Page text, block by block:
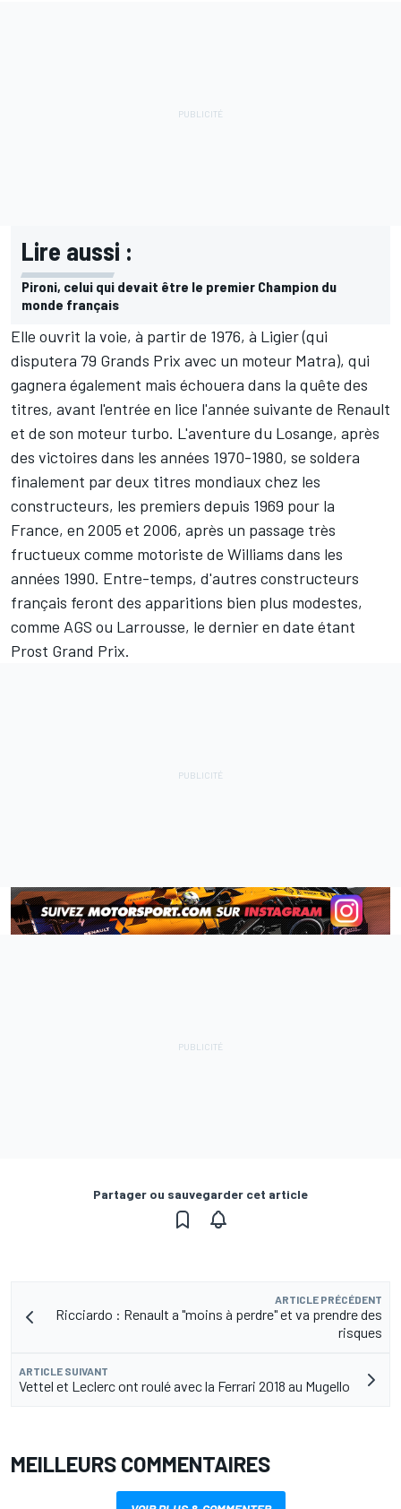
Lire aussi :
Pironi, celui qui devait être le premier Champion du
monde français
Elle ouvrit la voie, à partir de 1976, à Ligier (qui
disputera 79 Grands Prix avec un moteur Matra), qui
gagnera également mais échouera dans la quête des
titres, avant l'entrée en lice l'année suivante de Renault
et de son moteur turbo. L'aventure du Losange, après
des victoires dans les années 1970-1980, se soldera
finalement par deux titres mondiaux chez les
constructeurs, les premiers depuis 1969 pour la
France, en 2005 et 2006, après un passage très
fructueux comme motoriste de Williams dans les
années 1990. Entre-temps, d'autres constructeurs
français feront des apparitions bien plus modestes,
comme AGS ou Larrousse, le dernier en date étant
Prost Grand Prix.
Partager ou sauvegarder cet article
ARTICLE PRÉCÉDENT
Ricciardo : Renault a "moins à perdre" et va prendre des
risques
ARTICLE SUIVANT
Vettel et Leclerc ont roulé avec la Ferrari 2018 au Mugello
MEILLEURS COMMENTAIRES